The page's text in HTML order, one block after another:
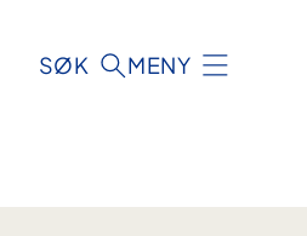
SØK MENY